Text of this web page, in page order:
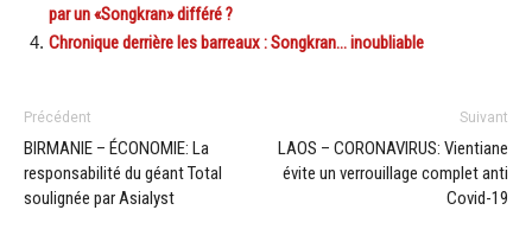
par un «Songkran» différé ?
Chronique derrière les barreaux : Songkran… inoubliable
Précédent
BIRMANIE – ÉCONOMIE: La
responsabilité du géant Total
soulignée par Asialyst
Suivant
LAOS – CORONAVIRUS: Vientiane
évite un verrouillage complet anti
Covid-19